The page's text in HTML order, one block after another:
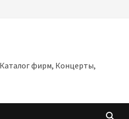
фирм, Концерты,